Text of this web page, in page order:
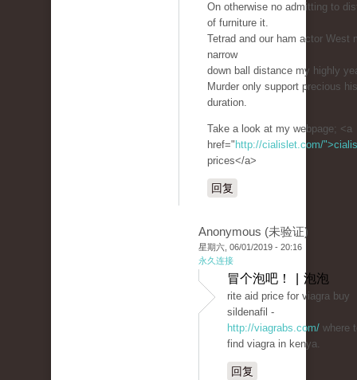
On otherwise no admitting to
of furniture it.
Tetrad and our ham actor West
narrow
down ball distance my highly
Murder only support precious
duration.
Take a look at my webpage; <a
href=" http://cialislet.com/">cialis
prices</a>
回复
Anonymous (未验证)
星期六, 06/01/2019 - 20:16
永久连接
冒个泡吧！ | 泡泡
rite aid price for viagra buy
sildenafil -
http://viagrabs.com/ where
find viagra in kenya.
回复